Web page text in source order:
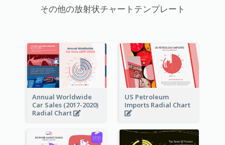
その他の放射状チャートテンプレート
Annual Worldwide
Car Sales (2017-2020)
Radial Chart
US Petroleum
Imports Radial Chart